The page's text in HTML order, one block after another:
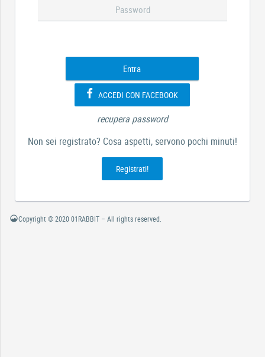
Entra
ACCEDI CON FACEBOOK
recupera password
Non sei registrato? Cosa aspetti, servono pochi minuti!
Registrati!
Copyright © 2020 01RABBIT – All rights reserved.